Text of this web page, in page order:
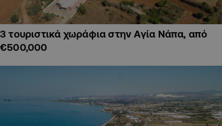
3 τουριστικά χωράφια στην Αγία Νάπα, από
€500,000